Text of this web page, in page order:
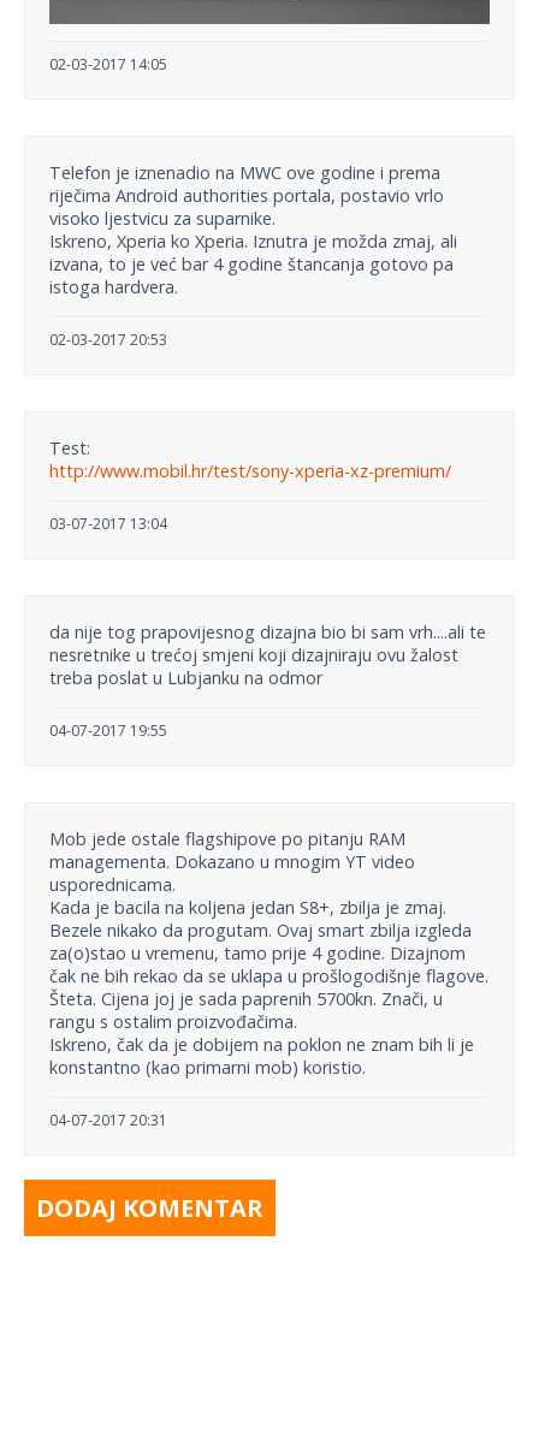
02-03-2017 14:05
Telefon je iznenadio na MWC ove godine i prema
riječima Android authorities portala, postavio vrlo
visoko ljestvicu za suparnike.
Iskreno, Xperia ko Xperia. Iznutra je možda zmaj, ali
izvana, to je već bar 4 godine štancanja gotovo pa
istoga hardvera.
02-03-2017 20:53
Test:
http://www.mobil.hr/test/sony-xperia-xz-premium/
03-07-2017 13:04
da nije tog prapovijesnog dizajna bio bi sam vrh....ali te
nesretnike u trećoj smjeni koji dizajniraju ovu žalost
treba poslat u Lubjanku na odmor
04-07-2017 19:55
Mob jede ostale flagshipove po pitanju RAM
managementa. Dokazano u mnogim YT video
usporednicama.
Kada je bacila na koljena jedan S8+, zbilja je zmaj.
Bezele nikako da progutam. Ovaj smart zbilja izgleda
za(o)stao u vremenu, tamo prije 4 godine. Dizajnom
čak ne bih rekao da se uklapa u prošlogodišnje flagove.
Šteta. Cijena joj je sada paprenih 5700kn. Znači, u
rangu s ostalim proizvođačima.
Iskreno, čak da je dobijem na poklon ne znam bih li je
konstantno (kao primarni mob) koristio.
04-07-2017 20:31
DODAJ KOMENTAR